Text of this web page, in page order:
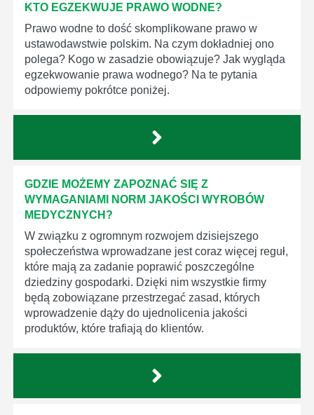
KTO EGZEKWUJE PRAWO WODNE?
Prawo wodne to dość skomplikowane prawo w
ustawodawstwie polskim. Na czym dokładniej ono
polega? Kogo w zasadzie obowiązuje? Jak wygląda
egzekwowanie prawa wodnego? Na te pytania
odpowiemy pokrótce poniżej.
GDZIE MOŻEMY ZAPOZNAĆ SIĘ Z
WYMAGANIAMI NORM JAKOŚCI WYROBÓW
MEDYCZNYCH?
W związku z ogromnym rozwojem dzisiejszego
społeczeństwa wprowadzane jest coraz więcej reguł,
które mają za zadanie poprawić poszczególne
dziedziny gospodarki. Dzięki nim wszystkie firmy
będą zobowiązane przestrzegać zasad, których
wprowadzenie dąży do ujednolicenia jakości
produktów, które trafiają do klientów.